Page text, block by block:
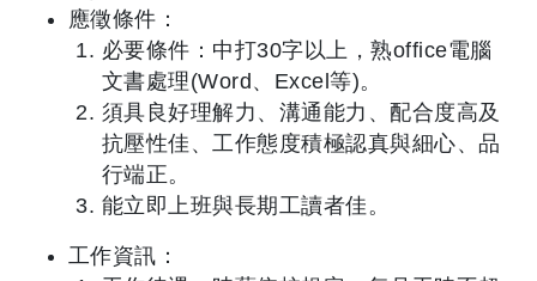
應徵條件：
必要條件：中打30字以上，熟office電腦
文書處理(Word、Excel等)。
須具良好理解力、溝通能力、配合度高及
抗壓性佳、工作態度積極認真與細心、品
行端正。
能立即上班與長期工讀者佳。
工作資訊：